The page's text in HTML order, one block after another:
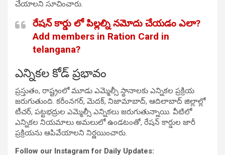
చేయాలని సూచించారు.
రేషన్ కార్డు లో పిల్లల్ని నమోదు చేయడం ఎలా?
Add members in Ration Card in
telangana?
ఎన్నికల కోడ్ ప్రభావం
ప్రస్తుతం, రాష్ట్రంలో మూడు ఎమ్మెల్సీ స్థానాలకు ఎన్నికల ప్రక్రియ
జరుగుతుంది. కరీంనగర్, మెదక్, నిజామాబాద్, ఆదిలాబాద్ జిల్లాల్లో
టీచర్, పట్టభద్రుల ఎమ్మెల్సీ ఎన్నికలు జరుగుతున్నాయి. వీటిలో
ఎన్నికల నియమాలు అమలులో ఉండటంతో, రేషన్ కార్డుల జారీ
ప్రక్రియను ఆపివేయాలని నిర్ణయించారు.
Follow our Instagram for Daily Updates: